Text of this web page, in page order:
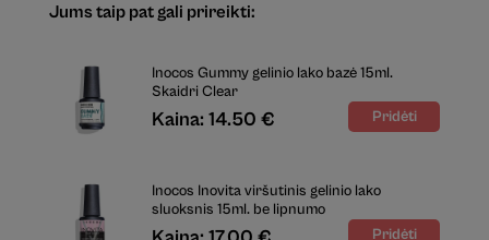
Jums taip pat gali prireikti:
Inocos Gummy gelinio lako bazė 15ml.
Skaidri Clear
Kaina: 14.50 €
Inocos Inovita viršutinis gelinio lako
sluoksnis 15ml. be lipnumo